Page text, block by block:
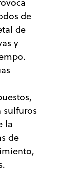
de
de
y
sulfuros
la
de